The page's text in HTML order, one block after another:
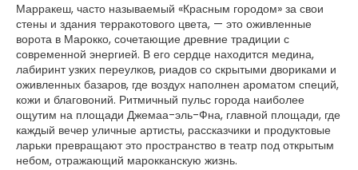
Марракеш, часто называемый «Красным городом» за свои
стены и здания терракотового цвета, — это оживленные
ворота в Марокко, сочетающие древние традиции с
современной энергией. В его сердце находится медина,
лабиринт узких переулков, риадов со скрытыми двориками и
оживленных базаров, где воздух наполнен ароматом специй,
кожи и благовоний. Ритмичный пульс города наиболее
ощутим на площади Джемаа-эль-Фна, главной площади, где
каждый вечер уличные артисты, рассказчики и продуктовые
ларьки превращают это пространство в театр под открытым
небом, отражающий марокканскую жизнь.